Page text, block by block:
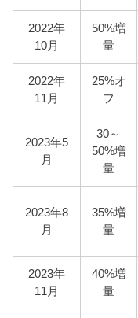
2022年
10月
50%増
量
2022年
11月
25%オ
フ
2023年5
月
30～
50%増
量
2023年8
月
35%増
量
2023年
11月
40%増
量